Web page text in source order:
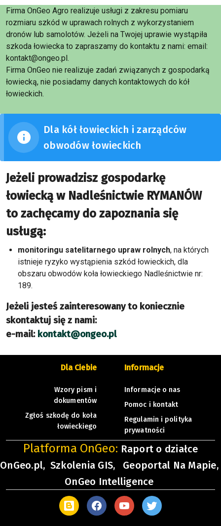
Firma OnGeo Agro realizuje usługi z zakresu pomiaru
rozmiaru szkód w uprawach rolnych z wykorzystaniem
dronów lub samolotów. Jeżeli na Twojej uprawie wystąpiła
szkoda łowiecka to zapraszamy do kontaktu z nami: email:
kontakt@ongeo.pl.
Firma OnGeo nie realizuje zadań związanych z gospodarką
łowiecką, nie posiadamy danych kontaktowych do kół
łowieckich.
Dla kół łowieckich i zarządców
obwodów łowieckich
Jeżeli prowadzisz gospodarkę
łowiecką w Nadleśnictwie RYMANÓW
to zachęcamy do zapoznania się
usługą:
monitoringu satelitarnego upraw rolnych, na których
istnieje ryzyko wystąpienia szkód łowieckich, dla
obszaru obwodów koła łowieckiego Nadleśnictwie nr:
189.
Jeżeli jesteś zainteresowany to koniecznie
skontaktuj się z nami:
e-mail: kontakt@ongeo.pl
Dla Ciebie
Wzory pism i
dokumentów
Zgłoś szkodę do koła
łowieckiego
Informacje
Informacje o nas
Pomoc i kontakt
Regulamin i polityka
prywatności
Platforma OnGeo: Raport o działce
OnGeo.pl, Szkolenia GIS,
Geoportal Na Mapie,
OnGeo Intelligence